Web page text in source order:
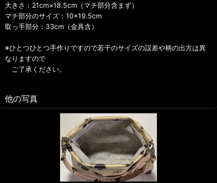
大きさ：21cm×18.5cm（マチ部分含まず）
マチ部分のサイズ：10×19.5cm
取っ手部分：33cm（金具含）
※ひとつひとつ手作りですので若干のサイズの誤差や柄の出方は異
なりますので
ご了承ください。
他の写真